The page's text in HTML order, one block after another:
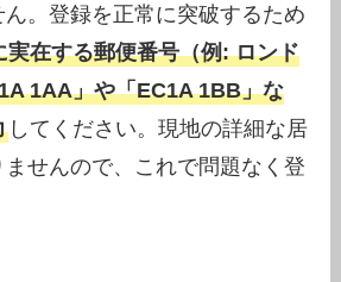
。登録を正常に突破するため
実在する郵便番号（例: ロンド
1AA」や「EC1A 1BB」な
してください。現地の詳細な居
せんので、これで問題なく登